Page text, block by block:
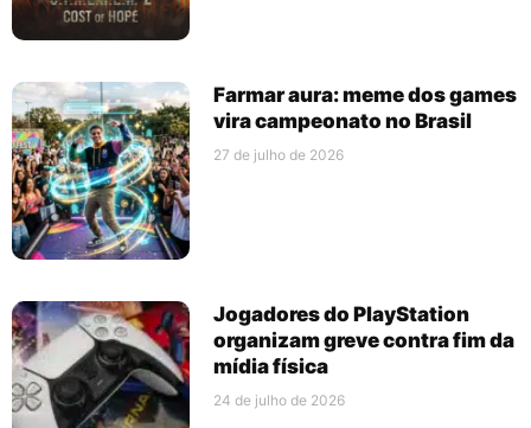
Farmar aura: meme dos games
vira campeonato no Brasil
27 de julho de 2026
Jogadores do PlayStation
organizam greve contra fim da
mídia física
24 de julho de 2026